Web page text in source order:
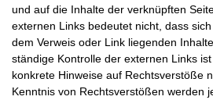
und auf die Inhalte der verknüpften
externen Links bedeutet nicht, dass
dem Verweis oder Link liegenden
ständige Kontrolle der externen Links
konkrete Hinweise auf Rechtsverstöße
Kenntnis von Rechtsverstößen werden